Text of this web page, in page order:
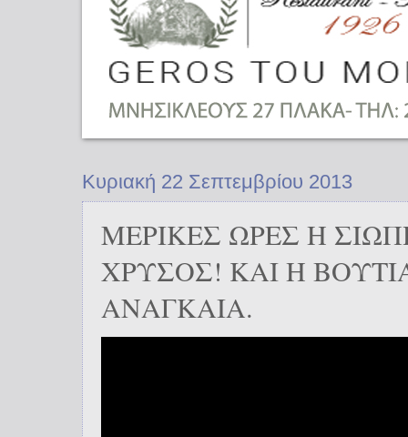
Κυριακή 22 Σεπτεμβρίου 2013
ΜΕΡΙΚΕΣ ΩΡΕΣ Η
ΧΡΥΣΟΣ! ΚΑΙ Η
ΑΝΑΓΚΑΙΑ.